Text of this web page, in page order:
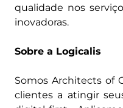
qualidade nos
inovadoras.
Sobre a Logicalis
Somos Architects of
clientes a atingir